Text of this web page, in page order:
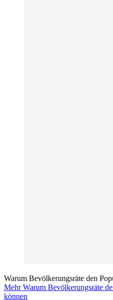
Warum Bevölkerungsräte den
Mehr Warum Bevölkerungsräte
können